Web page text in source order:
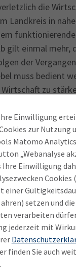
Einwilligung
zur Nutzung
Matomo
„Webanalyse
Ihre Einwilligung
Cookies
einer
setzen und die
verarbeiten
jederzeit mit
finden Sie auch
die
Landkreis in
gilt einmal mehr,
der
muss bedient
zu
Füße
des IHK-
und
und
Ausschuss
sei im Interesse
bestmöglich für
weiter. „Nur so
Wohlstand in